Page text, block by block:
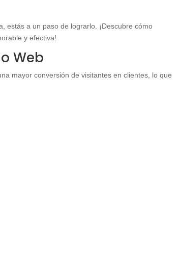
estás a un paso de lograrlo. ¡Descubre cómo
y efectiva!
Web
mayor conversión de visitantes en clientes, lo que